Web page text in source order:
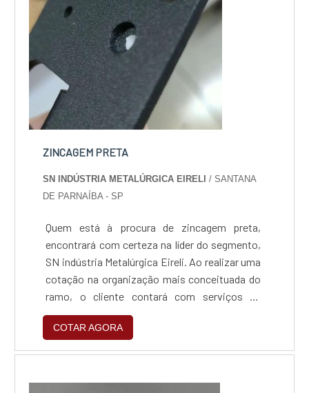
ZINCAGEM PRETA
SN INDÚSTRIA METALÚRGICA EIRELI/ SANTANA
DE PARNAÍBA - SP
Quem está à procura de zincagem preta,
encontrará com certeza na líder do segmento,
SN indústria Metalúrgica Eireli. Ao realizar uma
cotação na organização mais conceituada do
ramo, o cliente contará com serviços de
excelência e o suporte de especialistas para
sanar eventuais dúvidas.Quando o tema é
zincagem preta, com a SN indústria
custo-benefício e um design completo de
COTAR AGORA